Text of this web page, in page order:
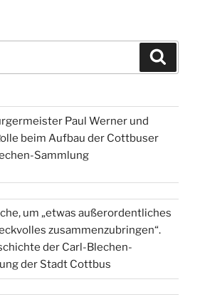
Paul Werner und
beim Aufbau der Cottbuser
Sammlung
um „etwas außerordentliches
zusammenzubringen“.
der Carl-Blechen-
der Stadt Cottbus